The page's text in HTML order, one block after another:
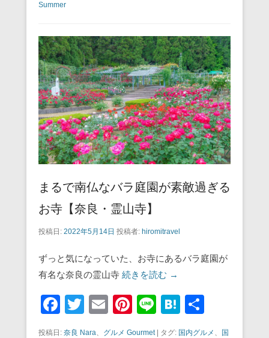
b
o
o
k
st
a
Summer
まるで南仏なバラ庭園が素敵過ぎる
お寺【奈良・霊山寺】
投稿日: 2022年5月14日 投稿者: hiromitravel
ずっと気になっていた、お寺にあるバラ庭園が
有名な奈良の霊山寺 続きを読む →
F
a
T
E
m
Pi
Li
H
at
有
投稿日: 奈良 Nara、 グルメ Gourmet| タグ: 国内グルメ 、 国